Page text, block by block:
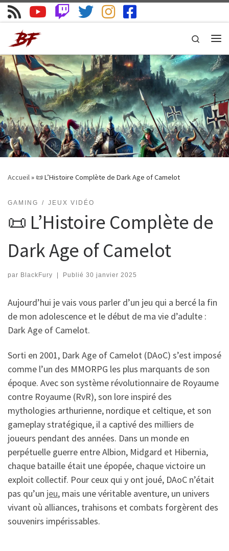
Skip to content
Search
Accueil» 📜 L’Histoire Complète de Dark Age of Camelot
GAMING JEUX VIDÉO
📜 L’Histoire Complète de
Dark Age of Camelot
par BlackFury | Publié 30 janvier 2025
Aujourd’hui je vais vous parler d’un jeu qui a bercé la fin
de mon adolescence et le début de ma vie d’adulte :
Dark Age of Camelot.
Sorti en 2001, Dark Age of Camelot (DAoC) s’est imposé
comme l’un des MMORPG les plus marquants de son
époque. Avec son système révolutionnaire de Royaume
contre Royaume (RvR), son lore inspiré des
mythologies arthurienne, nordique et celtique, et son
gameplay stratégique, il a captivé des milliers de
joueurs pendant des années. Dans un monde en
perpétuelle guerre entre Albion, Midgard et Hibernia,
chaque bataille était une épopée, chaque victoire un
exploit collectif. Pour ceux qui y ont joué, DAoC n’était
pas qu’un jeu, mais une véritable aventure, un univers
vivant où alliances, trahisons et combats forgèrent des
souvenirs impérissables.